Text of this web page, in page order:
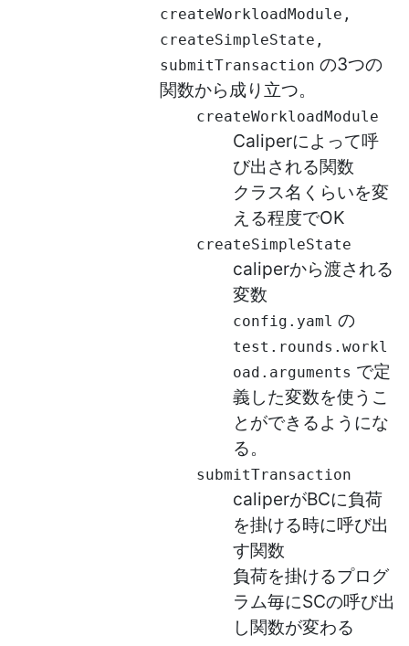
createWorkloadModule,
createSimpleState,
submitTransaction の3つの
関数から成り立つ。
createWorkloadModule
Caliperによって呼
び出される関数
クラス名くらいを変
える程度でOK
createSimpleState
caliperから渡される
変数
config.yaml の
test.rounds.workl
oad.arguments で定
義した変数を使うこ
とができるようにな
る。
submitTransaction
caliperがBCに負荷
を掛ける時に呼び出
す関数
負荷を掛けるプログ
ラム毎にSCの呼び出
し関数が変わる